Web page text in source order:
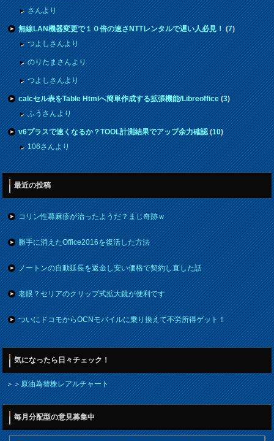
さんより
無線LAN機器変更で１０倍の速さNTTレンタルで遅い人必見！(7)
つよしさんより
のりたまさんより
つよしさんより
calcセル表をTable Htmlへ簡単作成する拡張機能/Libreoffice(3)
ふうさんより
v6プラスで速くなるか？TOOL計測結果でアップ余力確認(10)
106さんより
最近の投稿
コリン性蕁麻疹が治ったようだ？まじ奇跡ｗ
勝手に消えたOffice2016を復活した方法
ノートンの自動延長を返金し安い価格で契約し直した話
老眼？セリアのクリップ式拡大鏡が便利です
ついにドコモからOCNモバイルに乗り換えて不労所得ゲット！
気になったら日々チェック！
＞＞原油為替株レアルチャート
毎月分配型の意見募集中